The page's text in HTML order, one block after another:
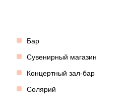
Бар
Сувенирный магазин
Концертный зал-бар
Солярий